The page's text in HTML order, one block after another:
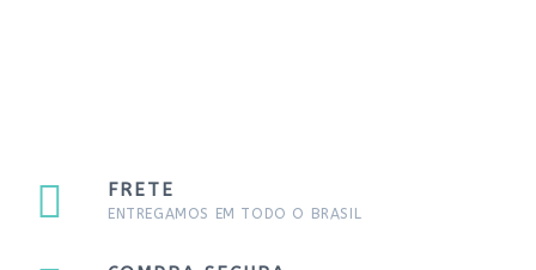
FRETE
ENTREGAMOS EM TODO O BRASIL